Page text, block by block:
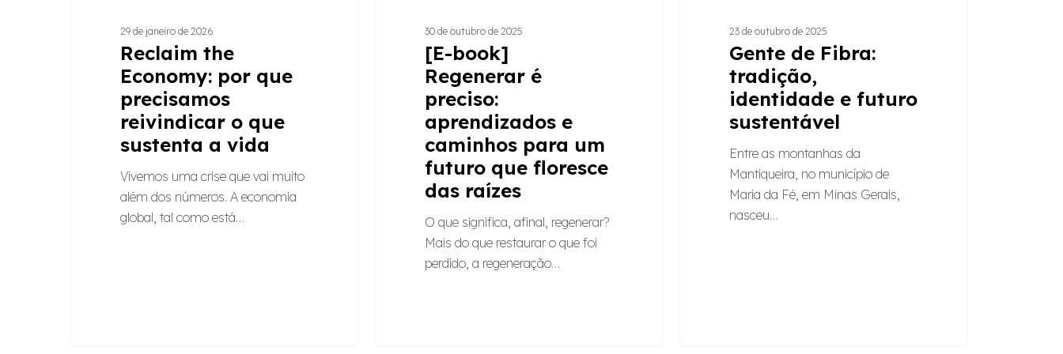
29 de janeiro de 2026
Reclaim the
Economy: por que
precisamos
reivindicar o que
sustenta a vida
Vivemos uma crise que vai muito
além dos números. A economia
global, tal como está…
30 de outubro de 2025
[E-book]
Regenerar é
preciso:
aprendizados e
caminhos para um
futuro que floresce
das raízes
O que significa, afinal, regenerar?
Mais do que restaurar o que foi
perdido, a regeneração…
23 de outubro de 2025
Gente de Fibra:
tradição,
identidade e futuro
sustentável
Entre as montanhas da
Mantiqueira, no município de
Maria da Fé, em Minas Gerais,
nasceu…